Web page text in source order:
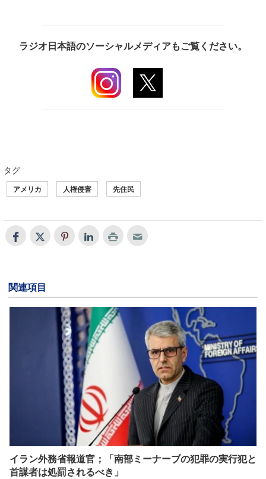
ラジオ日本語のソーシャルメディアもご覧ください。
タグ
アメリカ 人権侵害 先住民
関連項目
イラン外務省報道官；「南部ミーナーブの犯罪の実行犯と
首謀者は処罰されるべき」